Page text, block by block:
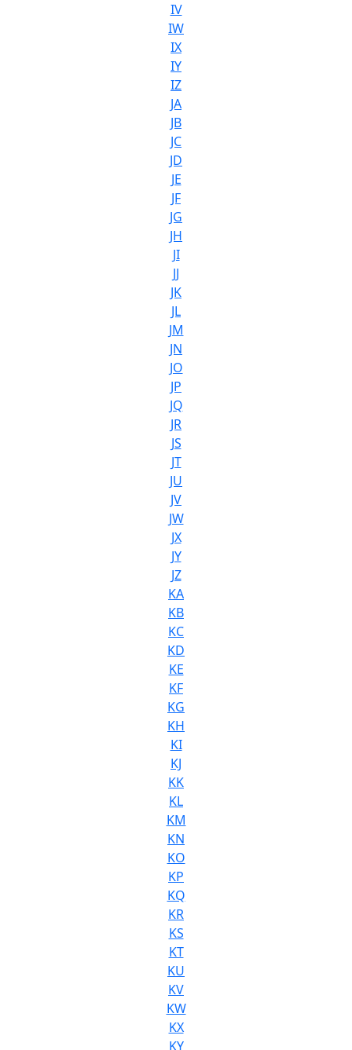
IV
IW
IX
IY
IZ
JA
JB
JC
JD
JE
JF
JG
JH
JI
JJ
JK
JL
JM
JN
JO
JP
JQ
JR
JS
JT
JU
JV
JW
JX
JY
JZ
KA
KB
KC
KD
KE
KF
KG
KH
KI
KJ
KK
KL
KM
KN
KO
KP
KQ
KR
KS
KT
KU
KV
KW
KX
KY